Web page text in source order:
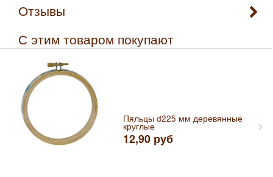
Отзывы
С этим товаром покупают
Пяльцы d225 мм деревянные
круглые
12,90 руб